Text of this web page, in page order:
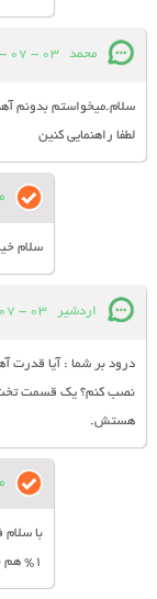
محمد 03 - 07 - 1395
سلام.میخواستم بدونم
لطفا راهنمایی کنین
سلام
اردشیر 03 - 07 - 1395
درود بر شما : آیا قدرت
نصب کنم؟ یک قسمت تخت
هستش.
با
1% هم بیفته موبایل رو از بین میبره.